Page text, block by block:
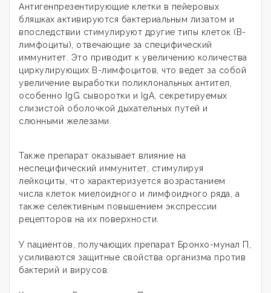
Антигенпрезентирующие клетки в пейеровых
бляшках активируются бактериальным лизатом и
впоследствии стимулируют другие типы клеток (В-
лимфоциты), отвечающие за специфический
иммунитет. Это приводит к увеличению количества
циркулирующих В-лимфоцитов, что ведет за собой
увеличение выработки поликлональных антител,
особенно IgG сыворотки и IgA, секретируемых
слизистой оболочкой дыхательных путей и
слюнными железами.
Также препарат оказывает влияние на
неспецифический иммунитет, стимулируя
лейкоциты, что характеризуется возрастанием
числа клеток миелоидного и лимфоидного ряда, а
также селективным повышением экспрессии
рецепторов на их поверхности.
У пациентов, получающих препарат Бронхо-мунал П,
усиливаются защитные свойства организма против
бактерий и вирусов.